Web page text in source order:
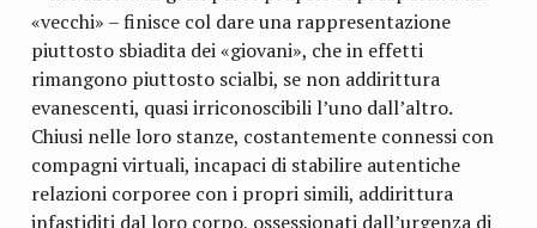
«vecchi» – finisce col dare una rappresentazione
piuttosto sbiadita dei «giovani», che in effetti
rimangono piuttosto scialbi, se non addirittura
evanescenti, quasi irriconoscibili l’uno dall’altro.
Chiusi nelle loro stanze, costantemente connessi con
compagni virtuali, incapaci di stabilire autentiche
relazioni corporee con i propri simili, addirittura
infastiditi dal loro corpo, ossessionati dall’urgenza di